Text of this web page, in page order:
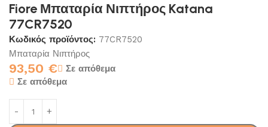
Fiore Μπαταρία Νιπτήρος Katana
77CR7520
Κωδικός προϊόντος: 77CR7520
Μπαταρία Νιπτήρος
93,50 €
Σε απόθεμα
Σε απόθεμα